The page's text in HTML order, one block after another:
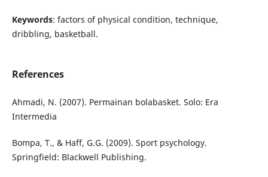
Keywords: factors of physical condition, technique,
dribbling, basketball.
References
Ahmadi, N. (2007). Permainan bolabasket. Solo: Era
Intermedia
Bompa, T., & Haff, G.G. (2009). Sport psychology.
Springfield: Blackwell Publishing.